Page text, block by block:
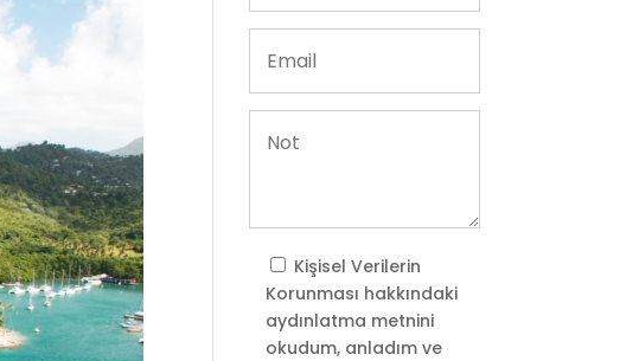
Kişisel Verilerin
Korunması hakkındaki
aydınlatma metnini
okudum, anladım ve